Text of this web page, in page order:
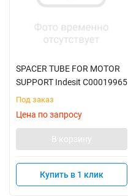
SPACER TUBE FOR MOTOR
SUPPORT Indesit C00019965
Под заказ
Цена по запросу
В корзину
Купить в 1 клик